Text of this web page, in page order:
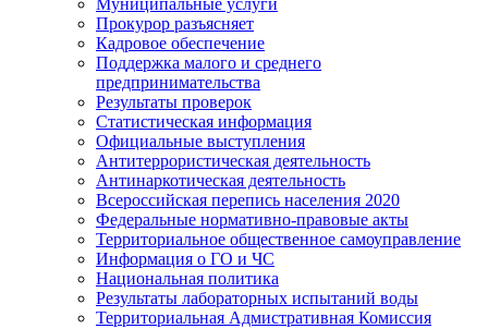
Муниципальные услуги
Прокурор разъясняет
Кадровое обеспечение
Поддержка малого и среднего
предпринимательства
Результаты проверок
Статистическая информация
Официальные выступления
Антитеррористическая деятельность
Антинаркотическая деятельность
Всероссийская перепись населения 2020
Федеральные нормативно-правовые акты
Территориальное общественное самоуправление
Информация о ГО и ЧС
Национальная политика
Результаты лабораторных испытаний воды
Территориальная Адмистративная Комиссия